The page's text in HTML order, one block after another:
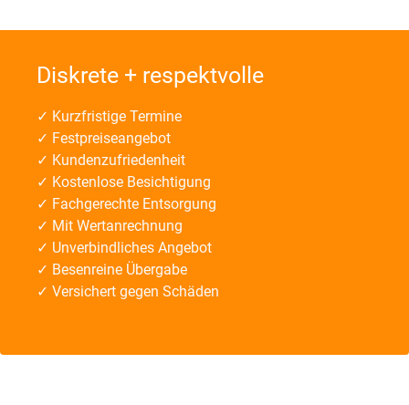
Diskrete + respektvolle
✓ Kurzfristige Termine
✓ Festpreiseangebot
✓ Kundenzufriedenheit
✓ Kostenlose Besichtigung
✓ Fachgerechte Entsorgung
✓ Mit Wertanrechnung
✓ Unverbindliches Angebot
✓ Besenreine Übergabe
✓ Versichert gegen Schäden